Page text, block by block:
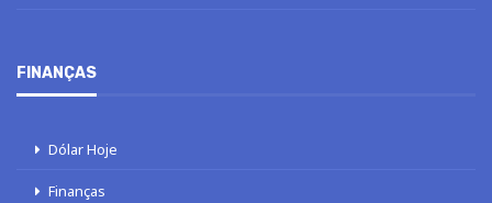
FINANÇAS
Dólar Hoje
Finanças